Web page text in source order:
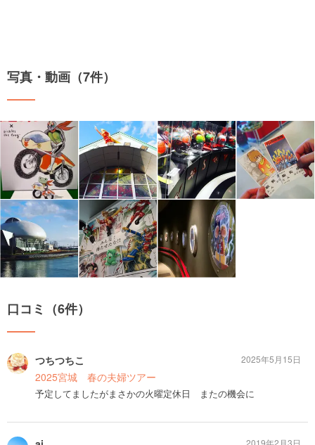
写真・動画（7件）
口コミ（6件）
つちつちこ
2025宮城 春の夫婦ツアー
予定してましたがまさかの火曜定休日 またの機会に
2025年5月15日
2019年2月3日